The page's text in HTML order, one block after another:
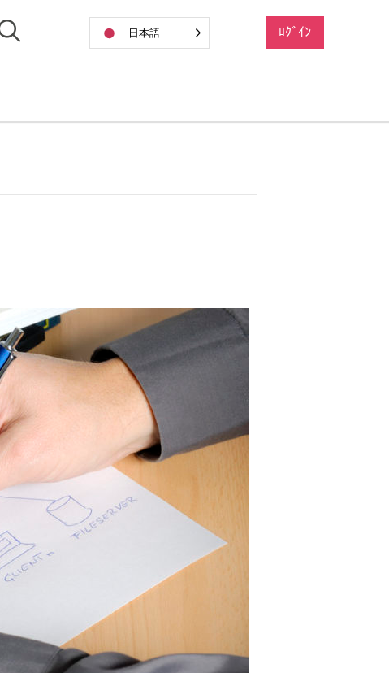
日本語 ﾛｸﾞｲﾝ